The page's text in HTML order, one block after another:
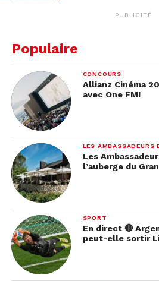
PUBLICITÉ
Populaire
CONCOURS
Allianz Cinéma
avec One FM!
LES AMBASSADEURS
Les
l’auberge du
SPORT
En direct 🔴
peut-elle sortir